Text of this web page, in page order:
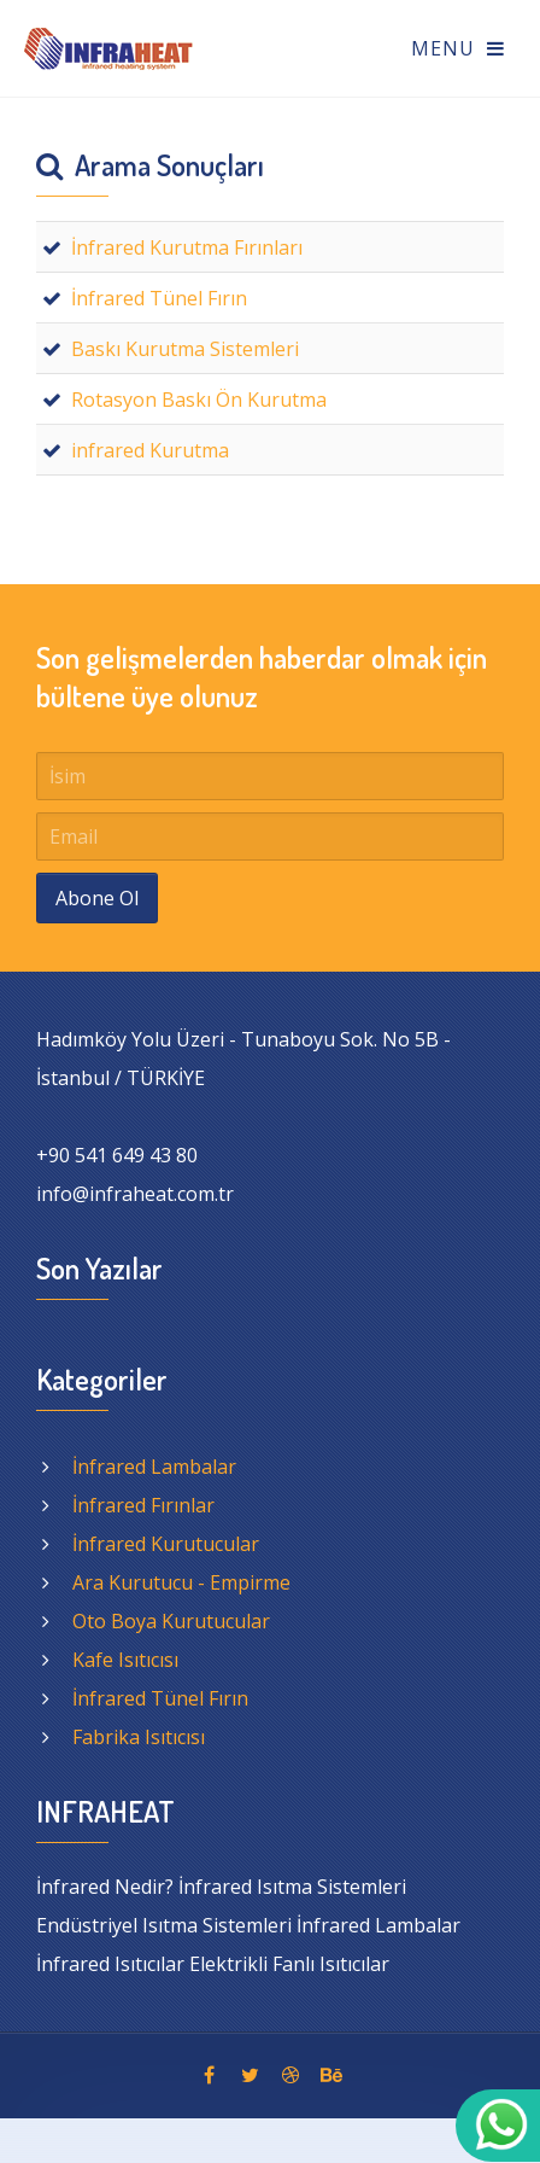
Arama Sonuçları
İnfrared Kurutma Fırınları
İnfrared Tünel Fırın
Baskı Kurutma Sistemleri
Rotasyon Baskı Ön Kurutma
infrared Kurutma
Son gelişmelerden haberdar olmak için
bültene üye olunuz
Abone Ol
Hadımköy Yolu Üzeri - Tunaboyu Sok. No 5B -
İstanbul / TÜRKİYE
+90 541 649 43 80
info@infraheat.com.tr
Son Yazılar
Kategoriler
İnfrared Lambalar
İnfrared Fırınlar
İnfrared Kurutucular
Ara Kurutucu - Empirme
Oto Boya Kurutucular
Kafe Isıtıcısı
İnfrared Tünel Fırın
Fabrika Isıtıcısı
INFRAHEAT
İnfrared Nedir? İnfrared Isıtma Sistemleri
Endüstriyel Isıtma Sistemleri İnfrared Lambalar
İnfrared Isıtıcılar Elektrikli Fanlı Isıtıcılar